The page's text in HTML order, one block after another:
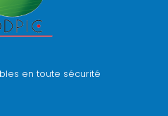
en toute sécurité